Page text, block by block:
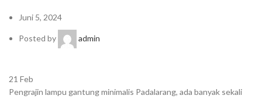
Juni 5, 2024
Posted by admin
21 Feb
Pengrajin lampu gantung minimalis Padalarang, ada banyak sekali